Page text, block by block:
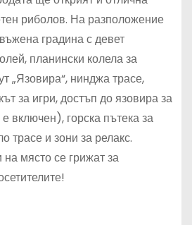
риболов. На разположение
градина с девет
планински колела за
„Язовира“, нинджа трасе,
за игри, достъп до язовира за
включен), горска пътека за
трасе и зони за релакс.
място се грижат за